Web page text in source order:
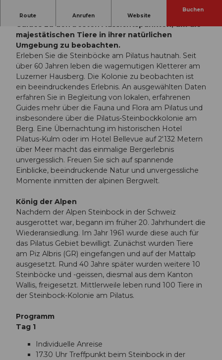
Route Anrufen Website
Buchen
Auf der Steinbock Safari begleiten Sie erfahrene
Guides zu den besten Aussichtspunkten, um die
majestätischen Tiere in ihrer natürlichen
Umgebung zu beobachten.
Erleben Sie die Steinböcke am Pilatus hautnah. Seit
über 60 Jahren leben die wagemutigen Kletterer am
Luzerner Hausberg. Die Kolonie zu beobachten ist
ein beeindruckendes Erlebnis. An ausgewählten Daten
erfahren Sie in Begleitung von lokalen, erfahrenen
Guides mehr über die Fauna und Flora am Pilatus und
insbesondere über die Pilatus-Steinbockkolonie am
Berg. Eine Übernachtung im historischen Hotel
Pilatus-Kulm oder im Hotel Bellevue auf 2'132 Metern
über Meer macht das einmalige Bergerlebnis
unvergesslich. Freuen Sie sich auf spannende
Einblicke, beeindruckende Natur und unvergessliche
Momente inmitten der alpinen Bergwelt.
König der Alpen
Nachdem der Alpen Steinbock in der Schweiz
ausgerottet war, begann im früher 20. Jahrhundert die
Wiederansiedlung. Im Jahr 1961 wurde diese auch für
das Pilatus Gebiet bewilligt. Zunächst wurden Tiere
am Piz Albris (GR) eingefangen und auf der Mattalp
ausgesetzt. Rund 40 Jahre später wurden weitere 10
Steinböcke und -geissen, diesmal aus dem Kanton
Wallis, freigesetzt. Mittlerweile leben rund 100 Tiere in
der Steinbock-Kolonie am Pilatus.
Programm
Tag 1
Individuelle Anreise
17.30 Uhr Treffpunkt beim Steinbock in der